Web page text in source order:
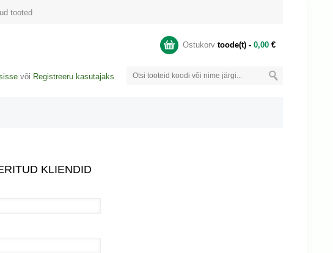
tooted
Ostukorv toode(t) - 0,00€
või Registreeru kasutajaks
KLIENDID